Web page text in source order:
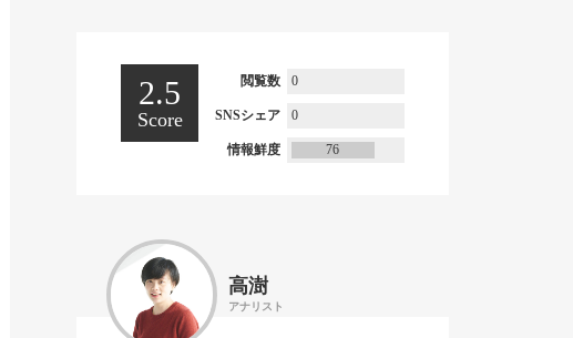
2.5
Score
閲覧数 0
SNSシェア 0
情報鮮度 76
高澍
アナリスト